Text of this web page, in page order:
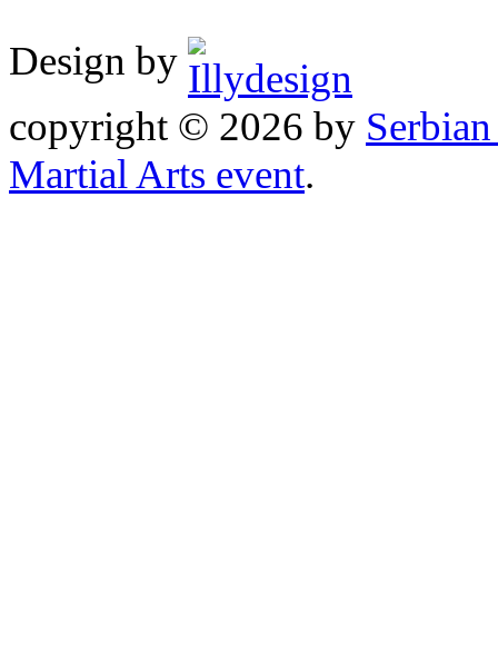
Design by
copyright © 2026 by
Martial Arts event.